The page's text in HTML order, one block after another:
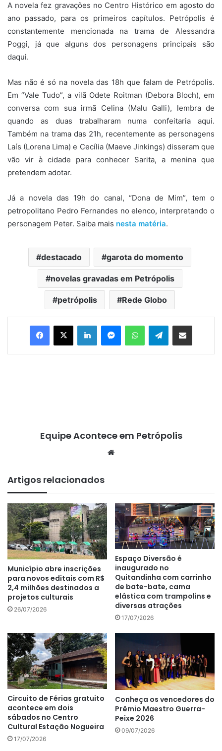
A novela fez gravações no Centro Histórico em agosto do
ano passado, para os primeiros capítulos. Petrópolis é
constantemente mencionada na trama de Alessandra
Poggi, já que alguns dos personagens principais são
daqui.
Mas não é só na novela das 18h que falam de Petrópolis.
Em “Vale Tudo”, a vilã Odete Roitman (Debora Bloch), em
conversa com sua irmã Celina (Malu Galli), lembra de
quando as duas trabalharam numa confeitaria aqui.
Também na trama das 21h, recentemente as personagens
Laís (Lorena Lima) e Cecília (Maeve Jinkings) disseram que
vão vir à cidade para conhecer Sarita, a menina que
pretendem adotar.
Já a novela das 19h do canal, “Dona de Mim”, tem o
petropolitano Pedro Fernandes no elenco, interpretando o
personagem Peter. Saiba mais nesta matéria.
destacado garota do momento
novelas gravadas em Petrópolis
petrópolis Rede Globo
Telegram
Equipe Acontece em Petrópolis
Artigos relacionados
Município abre inscrições
para novos editais com R$
2,4 milhões destinados a
projetos culturais
26/07/2026
Espaço Diversão é
inaugurado no
Quitandinha com carrinho
de bate-bate, cama
elástica com trampolins e
diversas atrações
17/07/2026
Circuito de Férias gratuito
acontece em dois
sábados no Centro
Cultural Estação Nogueira
17/07/2026
Conheça os vencedores do
Prêmio Maestro Guerra-
Peixe 2026
09/07/2026